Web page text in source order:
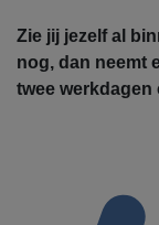
Zie jij jezelf al
nog, dan neemt
twee werkdagen